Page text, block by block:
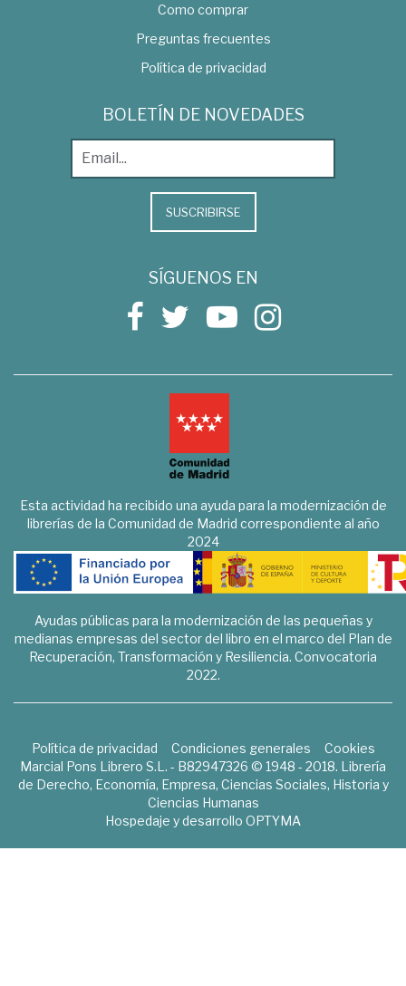
Como comprar
Preguntas frecuentes
Política de privacidad
BOLETÍN DE NOVEDADES
SUSCRIBIRSE
SÍGUENOS EN
Esta actividad ha recibido una ayuda para la modernización de
librerías de la Comunidad de Madrid correspondiente al año
2024
Ayudas públicas para la modernización de las pequeñas y
medianas empresas del sector del libro en el marco del Plan de
Recuperación, Transformación y Resiliencia. Convocatoria
2022.
Política de privacidad Condiciones generales
Cookies
Marcial Pons Librero S.L. - B82947326 © 1948 - 2018. Librería
de Derecho, Economía, Empresa, Ciencias Sociales, Historia y
Ciencias Humanas
Hospedaje y desarrollo OPTYMA